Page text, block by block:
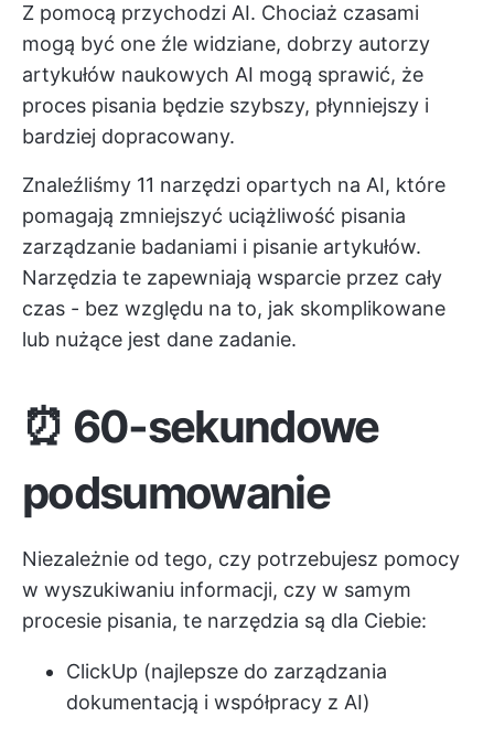
Z pomocą przychodzi AI. Chociaż czasami
mogą być one źle widziane, dobrzy autorzy
artykułów naukowych AI mogą sprawić, że
proces pisania będzie szybszy, płynniejszy i
bardziej dopracowany.
Znaleźliśmy 11 narzędzi opartych na AI, które
pomagają zmniejszyć uciążliwość pisania
zarządzanie badaniami i pisanie artykułów.
Narzędzia te zapewniają wsparcie przez cały
czas - bez względu na to, jak skomplikowane
lub nużące jest dane zadanie.
⏰ 60-sekundowe
podsumowanie
Niezależnie od tego, czy potrzebujesz pomocy
w wyszukiwaniu informacji, czy w samym
procesie pisania, te narzędzia są dla Ciebie:
ClickUp (najlepsze do zarządzania
dokumentacją i współpracy z AI)